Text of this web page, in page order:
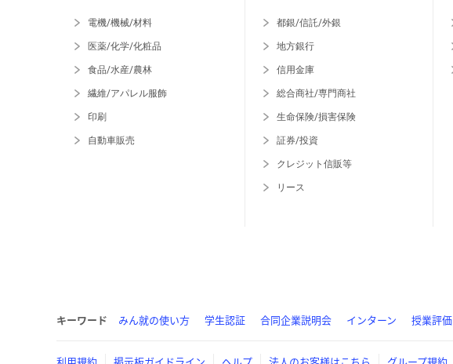
電機/機械/材料
医薬/化学/化粧品
食品/水産/農林
繊維/アパレル服飾
印刷
自動車販売
都銀/信託/外銀
地方銀行
信用金庫
総合商社/専門商社
生命保険/損害保険
証券/投資
クレジット信販等
リース
キーワード みん就の使い方 学生認証 合同企業説明会 インターン 授業評価